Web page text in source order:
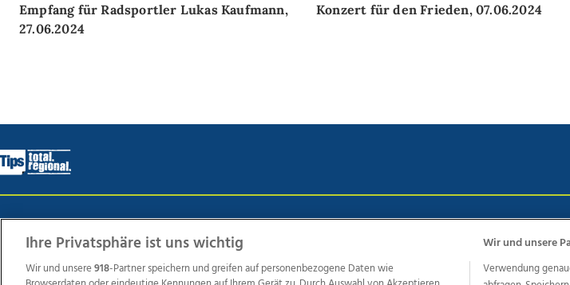
Empfang für Radsportler Lukas Kaufmann,
27.06.2024
Konzert für den Frieden, 07.06.2024
Ihre Privatsphäre ist uns wichtig
Wir und unsere918-Partner speichern und greifen auf personenbezogene Daten wie
Wir und unsere
Verwendung